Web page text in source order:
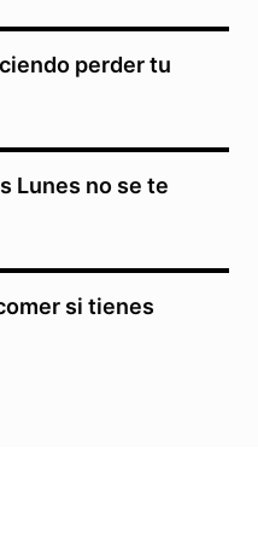
perder tu
Lunes no se te
si tienes